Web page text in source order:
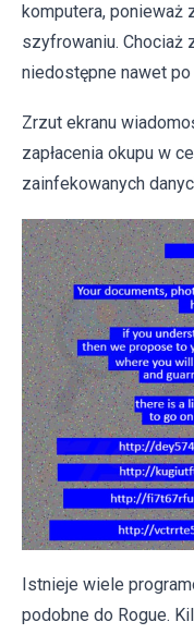
komputera, ponieważ
szyfrowaniu.
niedostępne nawet
Zrzut ekranu
zapłacenia okupu w
zainfekowanych
Istnieje wiele
podobne do Rogue.